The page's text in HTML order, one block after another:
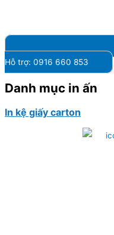
Hỗ trợ: 0916 660 853
Danh mục in ấn
In kệ giấy carton